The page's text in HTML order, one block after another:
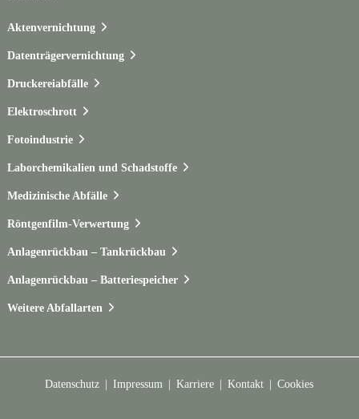
Aktenvernichtung
Datenträgervernichtung
Druckereiabfälle
Elektroschrott
Fotoindustrie
Laborchemikalien und Schadstoffe
Medizinische Abfälle
Röntgenfilm-Verwertung
Anlagenrückbau – Tankrückbau
Anlagenrückbau – Batteriespeicher
Weitere Abfallarten
Datenschutz Impressum Karriere Kontakt Cookies